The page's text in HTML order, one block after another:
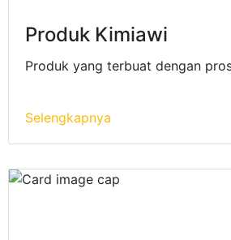
Produk Kimiawi
Produk yang terbuat dengan
Selengkapnya